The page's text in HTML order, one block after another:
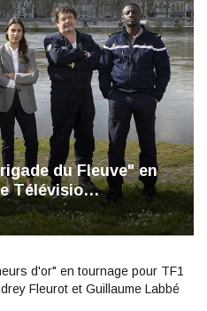
du Fleuve" en
Télévisio…
d'or" en tournage pour TF1
Fleurot et Guillaume Labbé